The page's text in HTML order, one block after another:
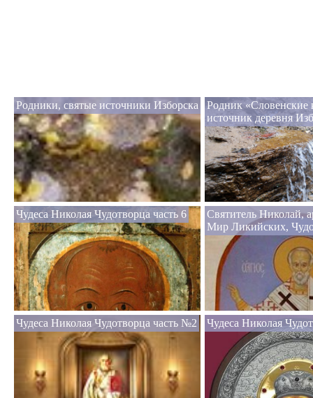
Родники, святые источники Изборска
Родник «Словенские
источник деревня
Чудеса Николая Чудотворца часть 6
Святитель Николай,
Мир Ликийских,
Чудеса Николая Чудотворца часть №2 Чудеса Николая